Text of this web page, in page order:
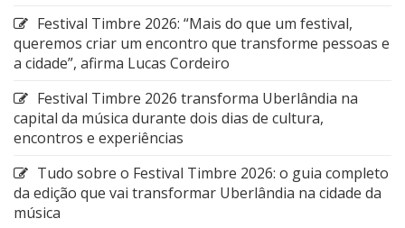
Festival Timbre 2026: “Mais do que um festival,
queremos criar um encontro que transforme pessoas e
a cidade”, afirma Lucas Cordeiro
Festival Timbre 2026 transforma Uberlândia na
capital da música durante dois dias de cultura,
encontros e experiências
Tudo sobre o Festival Timbre 2026: o guia completo
da edição que vai transformar Uberlândia na cidade da
música